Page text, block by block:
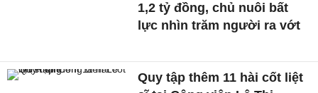
1,2 tỷ đồng, chủ nuôi bất
lực nhìn trăm người ra vớt
Quy tập thêm 11 hài cốt liệt